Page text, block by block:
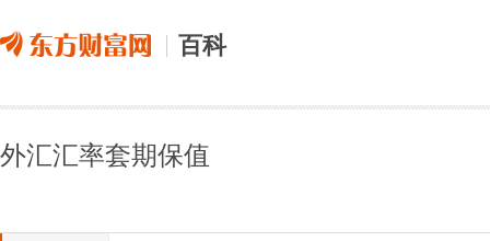
百科
外汇汇率套期保值